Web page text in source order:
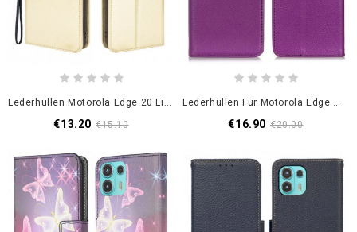
Lederhüllen Motorola Edge 20 Lite Handyhülle Auffälliges Kunstleder
€13.20 €15.10
Lederhüllen Für Motorola Edge 20 Lite Litchi Premium Kunstleder
€16.90 €20.00